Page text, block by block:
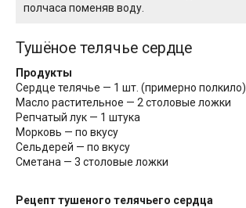
полчаса поменяв воду.
Тушёное телячье сердце
Продукты
Сердце телячье — 1 шт. (примерно полкило)
Масло растительное — 2 столовые ложки
Репчатый лук — 1 штука
Морковь — по вкусу
Сельдерей — по вкусу
Сметана — 3 столовые ложки
Рецепт тушеного телячьего сердца